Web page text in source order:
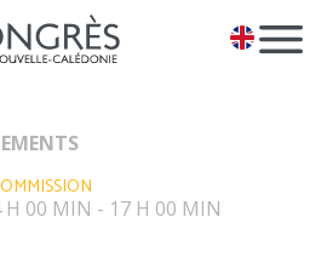
EN
H 00 MIN - 17 H 00 MIN